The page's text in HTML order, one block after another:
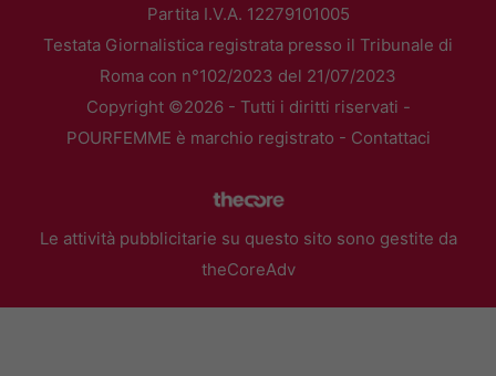
Partita I.V.A. 12279101005
Testata Giornalistica registrata presso il Tribunale di
Roma con n°102/2023 del 21/07/2023
Copyright ©2026 - Tutti i diritti riservati -
POURFEMME è marchio registrato - Contattaci
Le attività pubblicitarie su questo sito sono gestite da
theCoreAdv